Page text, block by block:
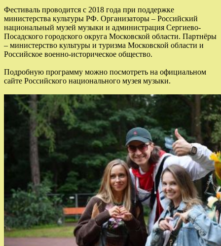
Фестиваль проводится с 2018 года при поддержке
министерства культуры РФ. Организаторы – Российский
национальный музей музыки и администрация Сергиево-
Посадского городского округа Московской области. Партнёры
– министерство культуры и туризма Московской области и
Российское военно-историческое общество.
Подробную программу можно посмотреть на официальном
сайте Российского национального музея музыки.